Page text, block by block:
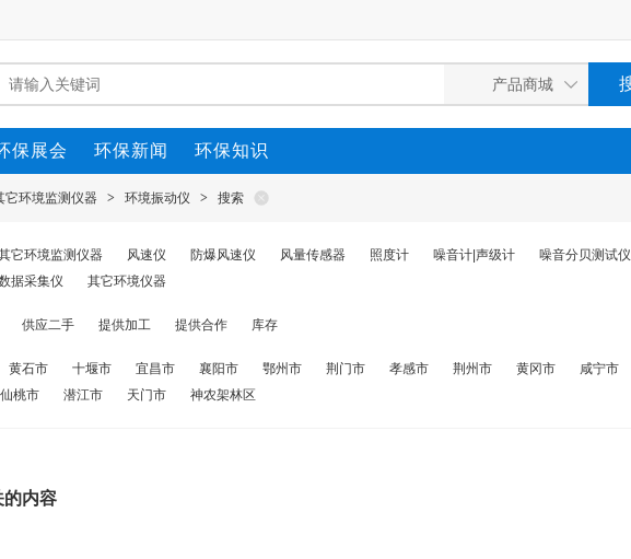
保展会 环保新闻 环保知识
它环境监测仪器 > 环境振动仪 > 搜索
它环境监测仪器 风速仪 防爆风速仪 风量传感器 照度计 噪音计|声级计 噪音分贝测试仪
据采集仪 其它环境仪器
供应二手 提供加工 提供合作 库存
黄石市 十堰市 宜昌市 襄阳市 鄂州市 荆门市 孝感市 荆州市 黄冈市 咸宁市
仙桃市 潜江市 天门市 神农架林区
的内容